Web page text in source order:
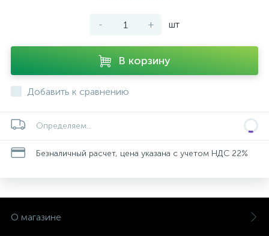
- + шт
В корзину
Добавить к сравнению
Определяем...
Безналичный расчет, цена указана с учетом НДС 22%
О магазине